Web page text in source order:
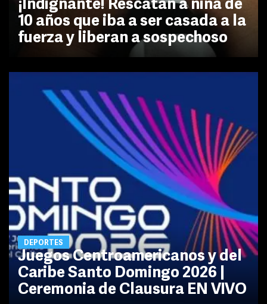
¡Indignante! Rescatan a niña de
10 años que iba a ser casada a la
fuerza y liberan a sospechoso
DEPORTES
Juegos Centroamericanos y del
Caribe Santo Domingo 2026 |
Ceremonia de Clausura EN VIVO